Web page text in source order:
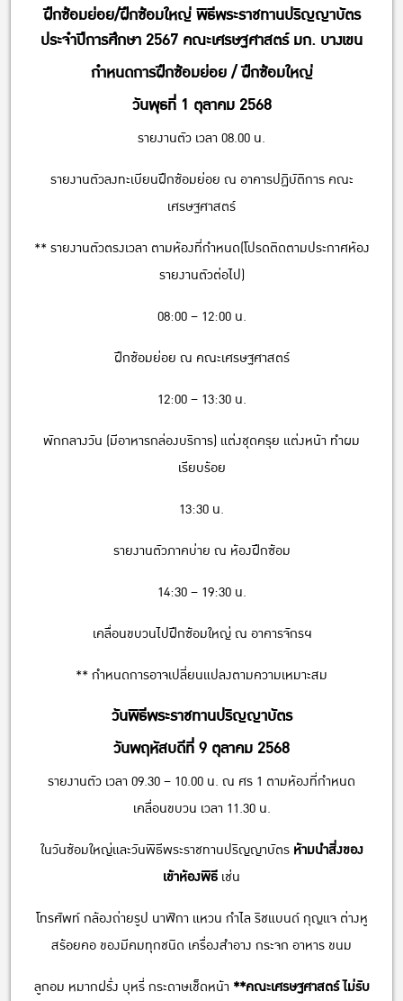
ฝึกซ้อมย่อย/ฝึกซ้อมใหญ่ พิธีพระราชทานปริญญาบัตร
ประจำปีการศึกษา 2567 คณะเศรษฐศาสตร์ มก. บางเขน
กำหนดการฝึกซ้อมย่อย / ฝึกซ้อมใหญ่
วันพุธที่ 1 ตุลาคม 2568
รายงานตัว เวลา 08.00 น.
รายงานตัวลงทะเบียนฝึกซ้อมย่อย ณ อาคารปฏิบัติการ คณะ
เศรษฐศาสตร์
** รายงานตัวตรงเวลา ตามห้องที่กำหนด(โปรดติดตามประกาศห้อง
รายงานตัวต่อไป)
08:00 – 12:00 น.
ฝึกซ้อมย่อย ณ คณะเศรษฐศาสตร์
12:00 – 13:30 น.
พักกลางวัน (มีอาหารกล่องบริการ) แต่งชุดครุย แต่งหน้า ทำผม
เรียบร้อย
13:30 น.
รายงานตัวภาคบ่าย ณ ห้องฝึกซ้อม
14:30 – 19:30 น.
เคลื่อนขบวนไปฝึกซ้อมใหญ่ ณ อาคารจักรฯ
** กำหนดการอาจเปลี่ยนแปลงตามความเหมาะสม
วันพิธีพระราชทานปริญญาบัตร
วันพฤหัสบดีที่ 9 ตุลาคม 2568
รายงานตัว เวลา 09.30 – 10.00 น. ณ ศร 1 ตามห้องที่กำหนด
เคลื่อนขบวน เวลา 11.30 น.
ในวันซ้อมใหญ่และวันพิธีพระราชทานปริญญาบัตร ห้ามนำสิ่งของ
เข้าห้องพิธี เช่น
โทรศัพท์ กล้องถ่ายรูป นาฬิกา แหวน กำไล ริชแบนด์ กุญแจ ต่างหู
สร้อยคอ ของมีคมทุกชนิด เครื่องสำอาง กระจก อาหาร ขนม
ลูกอม หมากฝรั่ง บุหรี่ กระดาษเช็ดหน้า**คณะเศรษฐศาสตร์ ไม่รับ